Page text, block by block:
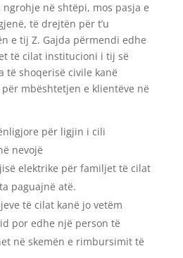
në shtëpi, mos pasja e
të drejtën për t’u
e tij Z. Gajda përmendi edhe
të cilat institucioni i tij së
të shoqerisë civile kanë
mbështetjen e klientëve në
për ligjin i cili
nevojë
elektrike për familjet të cilat
paguajnë atë.
të cilat kanë jo vetëm
por edhe një person të
në skemën e rimbursimit të